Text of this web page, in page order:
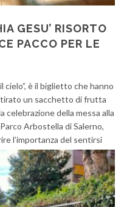
GESU’ RISORTO
PACCO PER LE
cielo”, è il biglietto che hanno
un sacchetto di frutta
celebrazione della messa alla
Arbostella di Salerno,
l’importanza del sentirsi